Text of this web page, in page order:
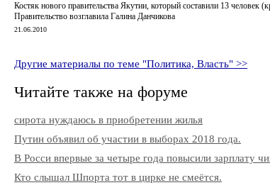
Костяк нового правительства Якутии, который составили 13
Правительство возглавила Галина Данчикова
21.06.2010
Другие материалы по теме "Политика, Власть" >>
Читайте также на форуме
сирота нуждаюсь в приобретении жилья
Путин объявил об участии в выборах 2018 года.
В Росси впервые за четыре года повысили зарплату
Кто слышал Шпорта тот в цирке не смеётся.